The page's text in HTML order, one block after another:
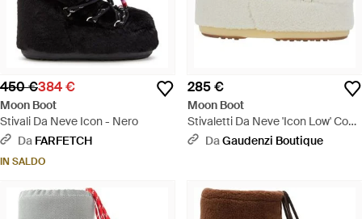
450 €384 €
Moon Boot
Stivali Da Neve Icon - Nero
Da FARFETCH
IN SALDO
285 €
Moon Boot
Stivaletti Da Neve 'Icon Low' Con
Maxi Stampa Logo Sul Lato -
DaGaudenzi Boutique